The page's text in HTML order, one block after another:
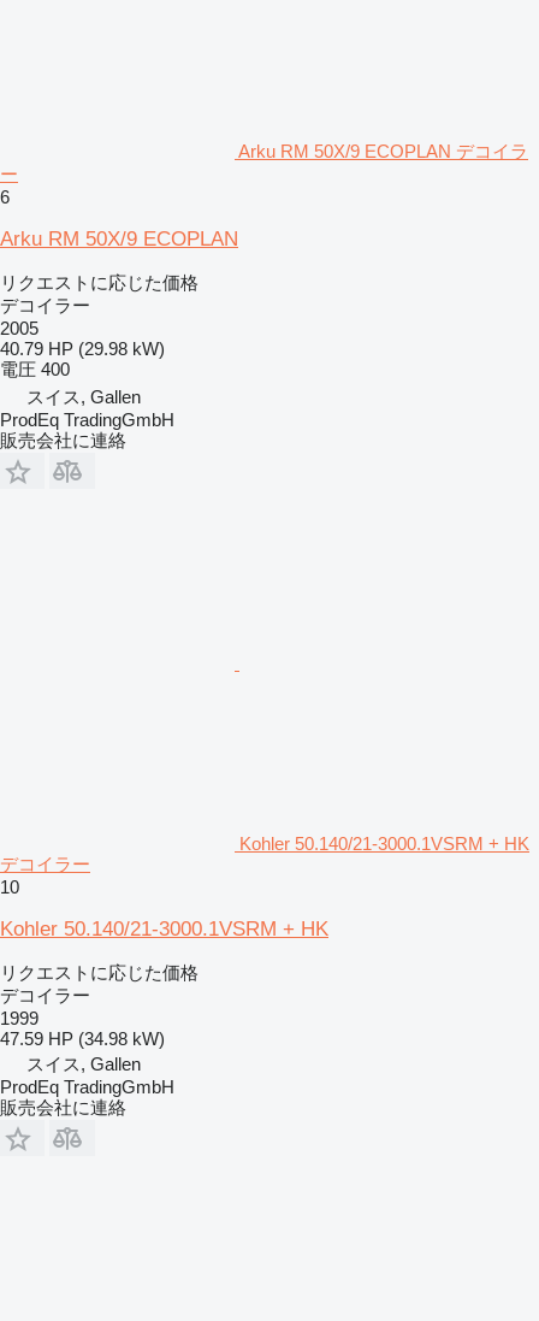
Arku RM 50X/9 ECOPLAN デコイラ
ー
6
Arku RM 50X/9 ECOPLAN
リクエストに応じた価格
デコイラー
2005
40.79 HP (29.98 kW)
電圧 400
スイス, Gallen
ProdEq TradingGmbH
販売会社に連絡
Kohler 50.140/21-3000.1VSRM + HK
デコイラー
10
Kohler 50.140/21-3000.1VSRM + HK
リクエストに応じた価格
デコイラー
1999
47.59 HP (34.98 kW)
スイス, Gallen
ProdEq TradingGmbH
販売会社に連絡